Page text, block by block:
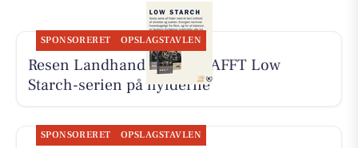
SPONSORERET OPSLAGSTAVLEN
Resen Landhandel har KRAFFT Low
Starch-serien på hylderne
SPONSORERET OPSLAGSTAVLEN